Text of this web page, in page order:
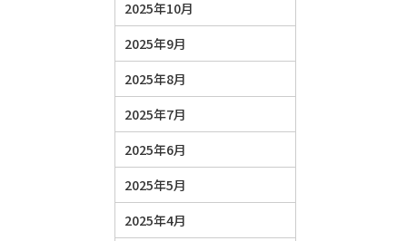
2025年10月
2025年9月
2025年8月
2025年7月
2025年6月
2025年5月
2025年4月